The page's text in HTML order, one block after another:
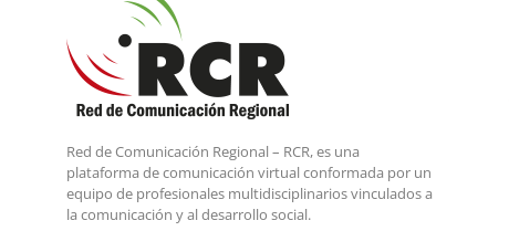
Red de Comunicación Regional – RCR, es una
plataforma de comunicación virtual conformada por un
equipo de profesionales multidisciplinarios vinculados a
la comunicación y al desarrollo social.